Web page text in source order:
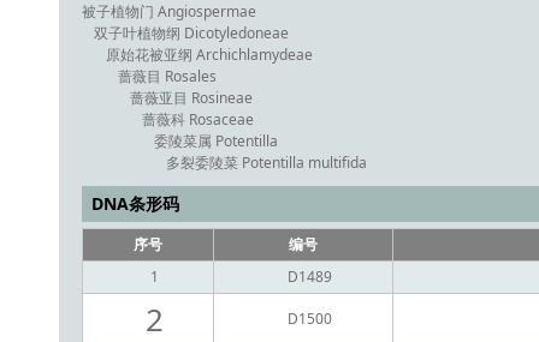
被子植物门 Angiospermae
双子叶植物纲 Dicotyledoneae
原始花被亚纲 Archichlamydeae
蔷薇目 Rosales
蔷薇亚目 Rosineae
蔷薇科 Rosaceae
委陵菜属 Potentilla
多裂委陵菜 Potentilla multifida
DNA条形码
序号 编号
1 D1489
2 D1500